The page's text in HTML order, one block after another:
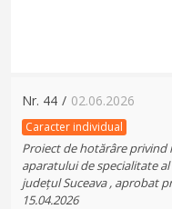
Nr. 44 / 02.06.2026
Caracter individual
Proiect de hotărâre
aparatului de specialitate
județul Suceava , aprobat
15.04.2026